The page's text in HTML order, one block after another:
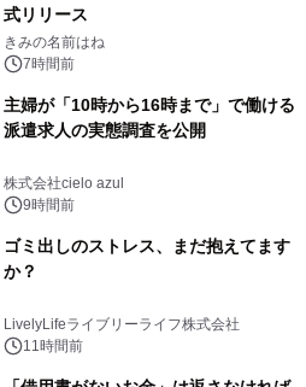
式リリース
きみの名前はね
7時間前
主婦が「10時から16時まで」で働ける
派遣求人の実態調査を公開
株式会社cielo azul
9時間前
ゴミ出しのストレス、まだ抱えてます
か？
LivelyLifeライブリーライフ株式会社
11時間前